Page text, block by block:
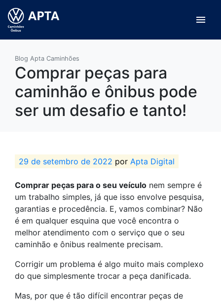
menu
Blog Apta Caminhões
Comprar peças para
caminhão e ônibus pode
ser um desafio e tanto!
29 de setembro de 2022 por Apta Digital
Comprar peças para o seu veículo nem sempre é
um trabalho simples, já que isso envolve pesquisa,
garantias e procedência. E, vamos combinar? Não
é em qualquer esquina que você encontra o
melhor atendimento com o serviço que o seu
caminhão e ônibus realmente precisam.
Corrigir um problema é algo muito mais complexo
do que simplesmente trocar a peça danificada.
Mas, por que é tão difícil encontrar peças de